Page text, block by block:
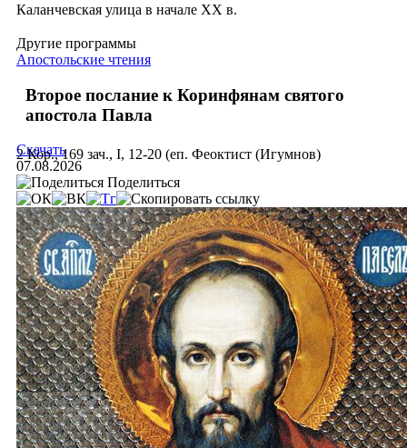
Каланчевская улица в начале XX в.
Другие программы
Апостольские чтения
Второе послание к Коринфянам святого
апостола Павла
2 Кор., 169 зач., I, 12-20 (еп. Феоктист (Игумнов)
Скачать
07.08.2026
Поделиться